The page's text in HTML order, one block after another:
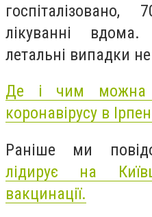
лікуванні
летальні випадки
Де і чим можна
коронавірусу в
Раніше ми
лідирує на
вакцинації.